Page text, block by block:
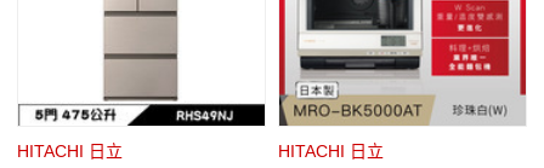
HITACHI 日立 HITACHI 日立